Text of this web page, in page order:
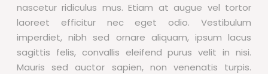
nascetur ridiculus mus. Etiam at augue vel tortor
laoreet efficitur nec eget odio. Vestibulum
imperdiet, nibh sed ornare aliquam, ipsum lacus
sagittis felis, convallis eleifend purus velit in nisi.
Mauris sed auctor sapien, non venenatis turpis.